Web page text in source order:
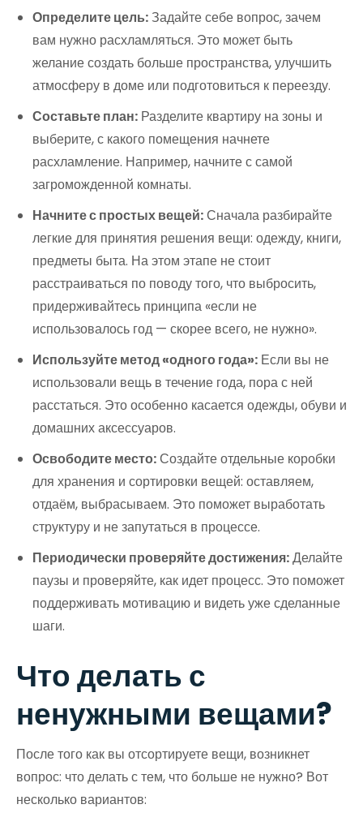
Определите цель: Задайте себе вопрос, зачем
вам нужно расхламляться. Это может быть
желание создать больше пространства, улучшить
атмосферу в доме или подготовиться к переезду.
Составьте план: Разделите квартиру на зоны и
выберите, с какого помещения начнете
расхламление. Например, начните с самой
загроможденной комнаты.
Начните с простых вещей:Сначала разбирайте
легкие для принятия решения вещи: одежду, книги,
предметы быта. На этом этапе не стоит
расстраиваться по поводу того, что выбросить,
придерживайтесь принципа «если не
использовалось год — скорее всего, не нужно».
Используйте метод «одного года»: Если вы не
использовали вещь в течение года, пора с ней
расстаться. Это особенно касается одежды, обуви и
домашних аксессуаров.
Освободите место:Создайте отдельные коробки
для хранения и сортировки вещей: оставляем,
отдаём, выбрасываем. Это поможет выработать
структуру и не запутаться в процессе.
Периодически проверяйте достижения:Делайте
паузы и проверяйте, как идет процесс. Это поможет
поддерживать мотивацию и видеть уже сделанные
шаги.
Что делать с
ненужными вещами?
После того как вы отсортируете вещи, возникнет
вопрос: что делать с тем, что больше не нужно? Вот
несколько вариантов: